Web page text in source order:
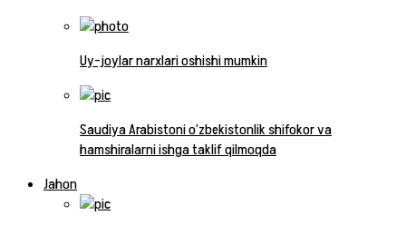
Uy-joylar narxlari oshishi mumkin
Saudiya Arabistoni o‘zbekistonlik shifokor va
hamshiralarni ishga taklif qilmoqda
Jahon